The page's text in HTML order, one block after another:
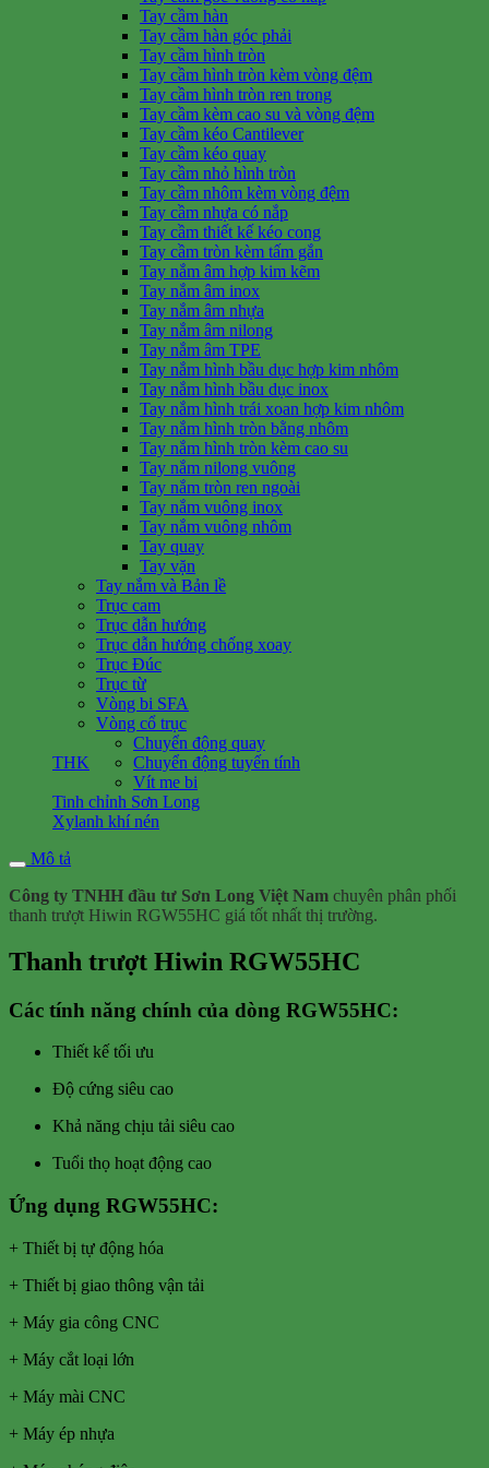
Tay cầm hàn
Tay cầm hàn góc phải
Tay cầm hình tròn
Tay cầm hình tròn kèm vòng đệm
Tay cầm hình tròn ren trong
Tay cầm kèm cao su và vòng đệm
Tay cầm kéo Cantilever
Tay cầm kéo quay
Tay cầm nhỏ hình tròn
Tay cầm nhôm kèm vòng đệm
Tay cầm nhựa có nắp
Tay cầm thiết kế kéo cong
Tay cầm tròn kèm tấm gắn
Tay nắm âm hợp kim kẽm
Tay nắm âm inox
Tay nắm âm nhựa
Tay nắm âm nilong
Tay nắm âm TPE
Tay nắm hình bầu dục hợp kim nhôm
Tay nắm hình bầu dục inox
Tay nắm hình trái xoan hợp kim nhôm
Tay nắm hình tròn bằng nhôm
Tay nắm hình tròn kèm cao su
Tay nắm nilong vuông
Tay nắm tròn ren ngoài
Tay nắm vuông inox
Tay nắm vuông nhôm
Tay quay
Tay vặn
Tay nắm và Bản lề
Trục cam
Trục dẫn hướng
Trục dẫn hướng chống xoay
Trục Đúc
Trục từ
Vòng bi SFA
Vòng cổ trục
THK
Chuyển động quay
Chuyển động tuyến tính
Vít me bi
Tinh chỉnh Sơn Long
Xylanh khí nén
Mô tả
Công ty TNHH đầu tư Sơn Long Việt Nam chuyên phân phối
thanh trượt Hiwin RGW55HC giá tốt nhất thị trường.
Thanh trượt Hiwin RGW55HC
Các tính năng chính của dòng RGW55HC:
Thiết kế tối ưu
Độ cứng siêu cao
Khả năng chịu tải siêu cao
Tuổi thọ hoạt động cao
Ứng dụng RGW55HC:
+ Thiết bị tự động hóa
+ Thiết bị giao thông vận tải
+ Máy gia công CNC
+ Máy cắt loại lớn
+ Máy mài CNC
+ Máy ép nhựa